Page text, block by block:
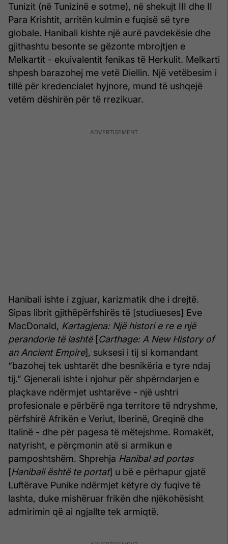
Tunizit (në Tunizinë e sotme), në shekujt III dhe II
Para Krishtit, arritën kulmin e fuqisë së tyre
globale. Hanibali kishte një aurë pavdekësie dhe
gjithashtu besonte se gëzonte mbrojtjen e
Melkartit - ekuivalentit fenikas të Herkulit. Melkarti
shpesh barazohej me vetë Diellin. Një vetëbesim i
tillë për kredencialet hyjnore, mund të ushqejë
vetëm dëshirën për të rrezikuar.
Hanibali ishte i zgjuar, karizmatik dhe i drejtë.
Sipas librit gjithëpërfshirës të [studiueses] Eve
MacDonald, Kartagjena: Një histori e re e një
perandorie të lashtë[Carthage: A New History of
an Ancient Empire], suksesi i tij si komandant
“bazohej tek ushtarët dhe besnikëria e tyre ndaj
tij.” Gjenerali ishte i njohur për shpërndarjen e
plaçkave ndërmjet ushtarëve - një ushtri
profesionale e përbërë nga territore të ndryshme,
përfshirë Afrikën e Veriut, Iberinë, Greqinë dhe
Italinë - dhe për pagesa të mëtejshme. Romakët,
natyrisht, e përçmonin atë si armikun e
pamposhtshëm. Shprehja Hanibal ad portas
[Hanibali është te portat] u bë e përhapur gjatë
Luftërave Punike ndërmjet këtyre dy fuqive të
lashta, duke mishëruar frikën dhe njëkohësisht
admirimin që ai ngjallte tek armiqtë.